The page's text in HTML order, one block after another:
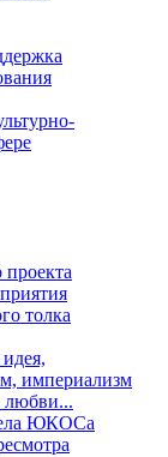
толка
империализм
любви...
ЮКОСа